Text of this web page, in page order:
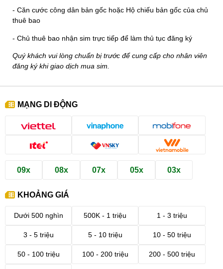
- Căn cước công dân bản gốc hoặc Hộ chiếu bản gốc của chủ
thuê bao
- Chủ thuê bao nhận sim trực tiếp để làm thủ tục đăng ký
Quý khách vui lòng chuẩn bị trước để cung cấp cho nhân viên
đăng ký khi giao dịch mua sim.
MẠNG DI ĐỘNG
09x 08x 07x 05x 03x
KHOẢNG GIÁ
Dưới 500 nghìn 500K - 1 triệu 1 - 3 triệu
3 - 5 triệu 5 - 10 triệu 10 - 50 triệu
50 - 100 triệu 100 - 200 triệu 200 - 500 triệu